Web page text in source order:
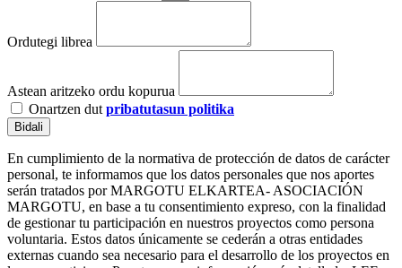
Ordutegi librea
Astean aritzeko ordu kopurua
Onartzen dut pribatutasun politika
Bidali
En cumplimiento de la normativa de protección de datos de carácter
personal, te informamos que los datos personales que nos aportes
serán tratados por MARGOTU ELKARTEA- ASOCIACIÓN
MARGOTU, en base a tu consentimiento expreso, con la finalidad
de gestionar tu participación en nuestros proyectos como persona
voluntaria. Estos datos únicamente se cederán a otras entidades
externas cuando sea necesario para el desarrollo de los proyectos en